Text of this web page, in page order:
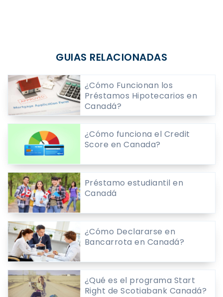
GUIAS RELACIONADAS
¿Cómo Funcionan los
Préstamos Hipotecarios en
Canadá?
¿Cómo funciona el Credit
Score en Canada?
Préstamo estudiantil en
Canadá
¿Cómo Declararse en
Bancarrota en Canadá?
¿Qué es el programa Start
Right de Scotiabank Canadá?